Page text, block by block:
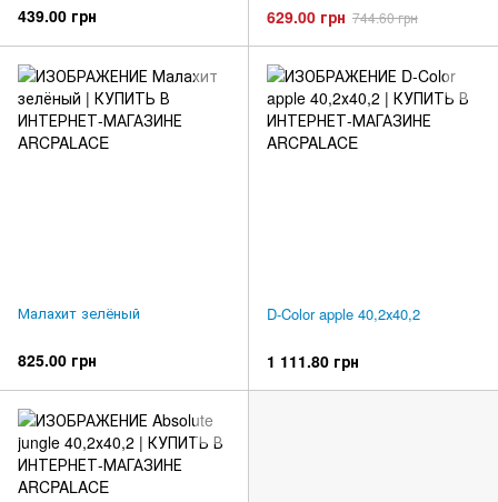
439.00 грн 629.00 грн 744.60 грн
Малахит зелёный
825.00 грн
D-Color apple 40,2х40,2
1 111.80 грн